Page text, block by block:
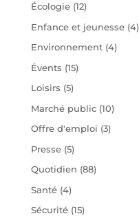
Écologie(12)
Enfance et jeunesse(4)
Environnement(4)
Évents (15)
Loisirs (5)
Marché public(10)
Offre d'emploi (3)
Presse(5)
Quotidien (88)
Santé(4)
Sécurité(15)